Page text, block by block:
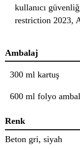
kullanıcı
restriction 2023,
Ambalaj
300 ml kartuş
600 ml folyo
Renk
Beton gri, siyah